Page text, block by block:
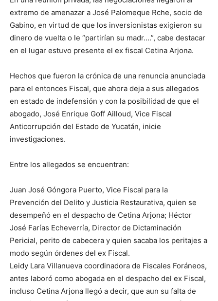
extremo de amenazar a José Palomeque Rche, socio de
Gabino, en virtud de que los inversionistas exigieron su
dinero de vuelta o le “partirían su madr….”, cabe destacar
en el lugar estuvo presente el ex fiscal Cetina Arjona.
Hechos que fueron la crónica de una renuncia anunciada
para el entonces Fiscal, que ahora deja a sus allegados
en estado de indefensión y con la posibilidad de que el
abogado, José Enrique Goff Ailloud, Vice Fiscal
Anticorrupción del Estado de Yucatán, inicie
investigaciones.
Entre los allegados se encuentran:
Juan José Góngora Puerto, Vice Fiscal para la
Prevención del Delito y Justicia Restaurativa, quien se
desempeñó en el despacho de Cetina Arjona; Héctor
José Farías Echeverría, Director de Dictaminación
Pericial, perito de cabecera y quien sacaba los peritajes a
modo según órdenes del ex Fiscal.
Leidy Lara Villanueva coordinadora de Fiscales Foráneos,
antes laboró como abogada en el despacho del ex Fiscal,
incluso Cetina Arjona llegó a decir, que aun su falta de